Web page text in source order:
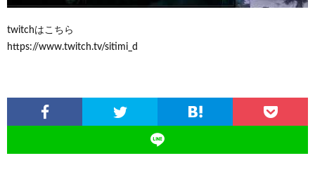
twitchはこちら
https://www.twitch.tv/sitimi_d